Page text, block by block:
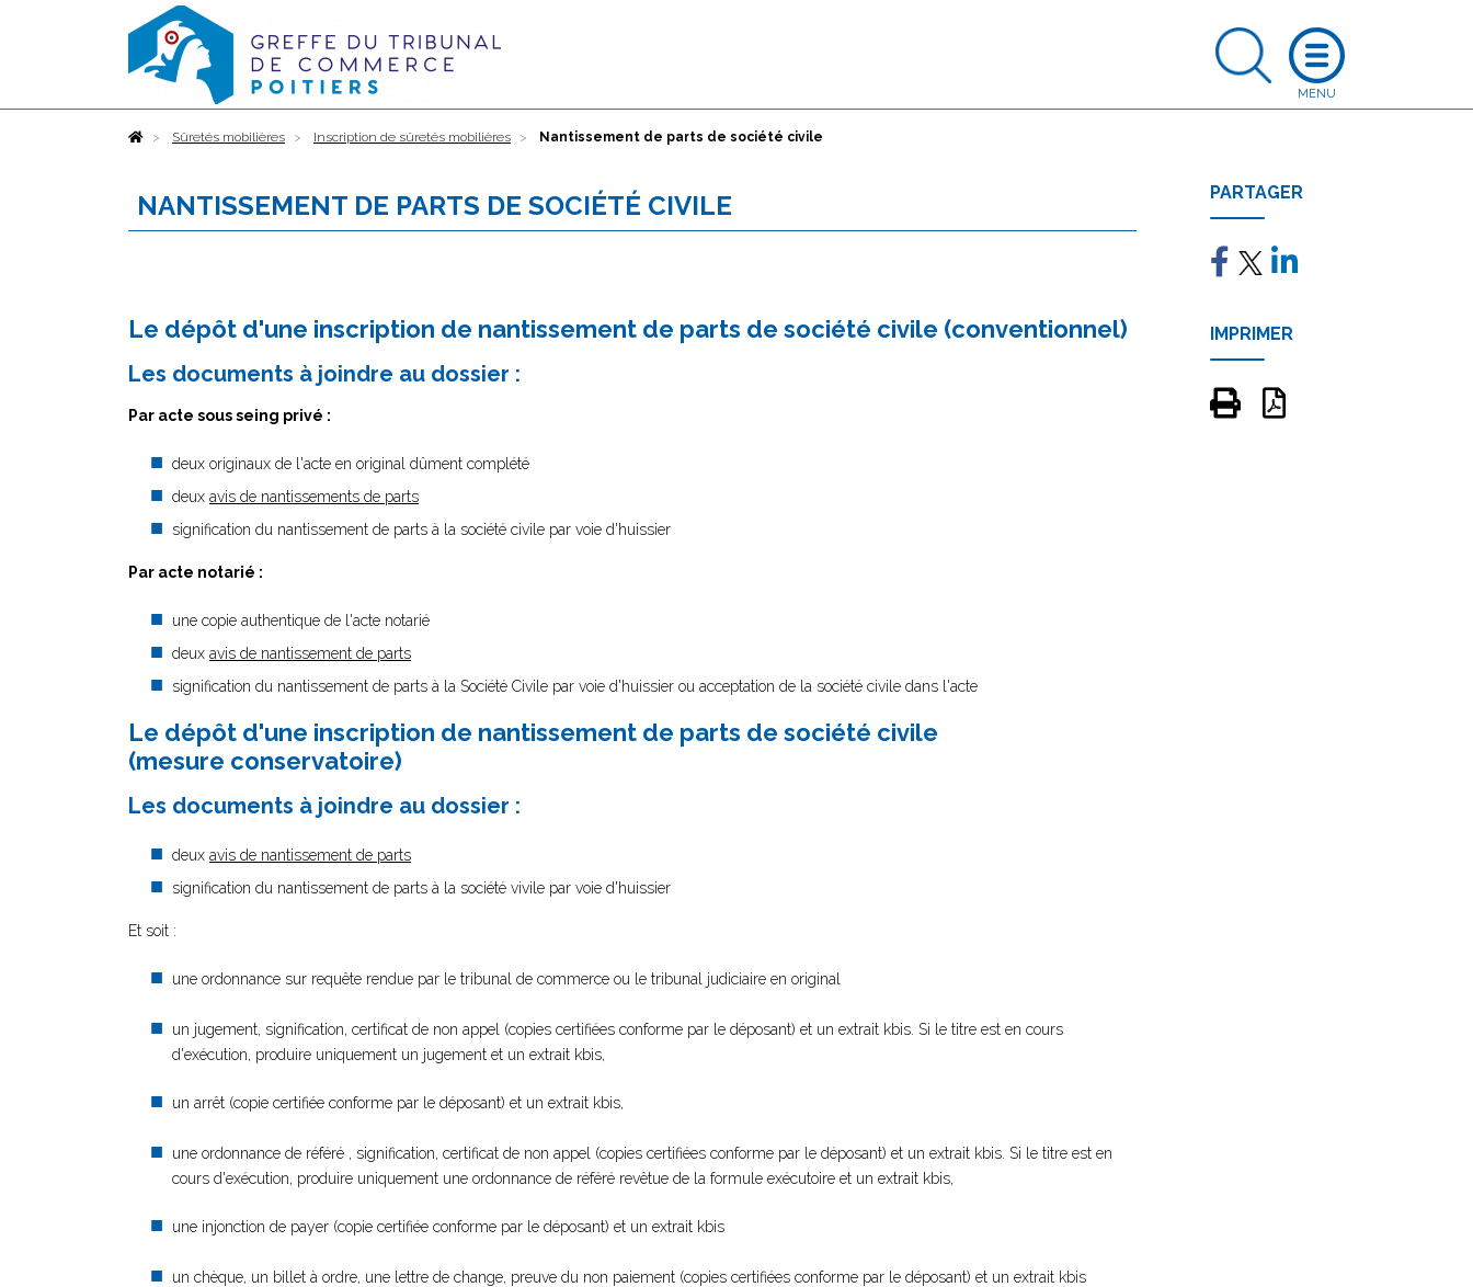
AccueilSûretés mobilières Inscription de sûretés mobilières Nantissement de parts de société civile
NANTISSEMENT DE PARTS DE SOCIÉTÉ CIVILE
Le dépôt d'une inscription de nantissement de parts de société civile (conventionnel)
Les documents à joindre au dossier :
Par acte sous seing privé :
deux originaux de l'acte en original dûment complété
deux avis de nantissements de parts
signification du nantissement de parts à la société civile par voie d'huissier
Par acte notarié :
une copie authentique de l'acte notarié
deux avis de nantissement de parts
signification du nantissement de parts à la Société Civile par voie d'huissier ou acceptation de la société civile dans l'acte
Le dépôt d'une inscription de nantissement de parts de société civile
(mesure conservatoire)
Les documents à joindre au dossier :
deux avis de nantissement de parts
signification du nantissement de parts à la société vivile par voie d'huissier
Et soit :
une ordonnance sur requête rendue par le tribunal de commerce ou le tribunal judiciaire en original
un jugement, signification, certificat de non appel (copies certifiées conforme par le déposant) et un extrait kbis. Si le titre est en cours
d'exécution, produire uniquement un jugement et un extrait kbis,
un arrêt (copie certifiée conforme par le déposant) et un extrait kbis,
une ordonnance de référé , signification, certificat de non appel (copies certifiées conforme par le déposant) et un extrait kbis. Si le titre est en
cours d'exécution, produire uniquement une ordonnance de référé revêtue de la formule exécutoire et un extrait kbis,
une injonction de payer (copie certifiée conforme par le déposant) et un extrait kbis
un chèque, un billet à ordre, une lettre de change, preuve du non paiement (copies certifiées conforme par le déposant) et un extrait kbis
PARTAGER
IMPRIMER